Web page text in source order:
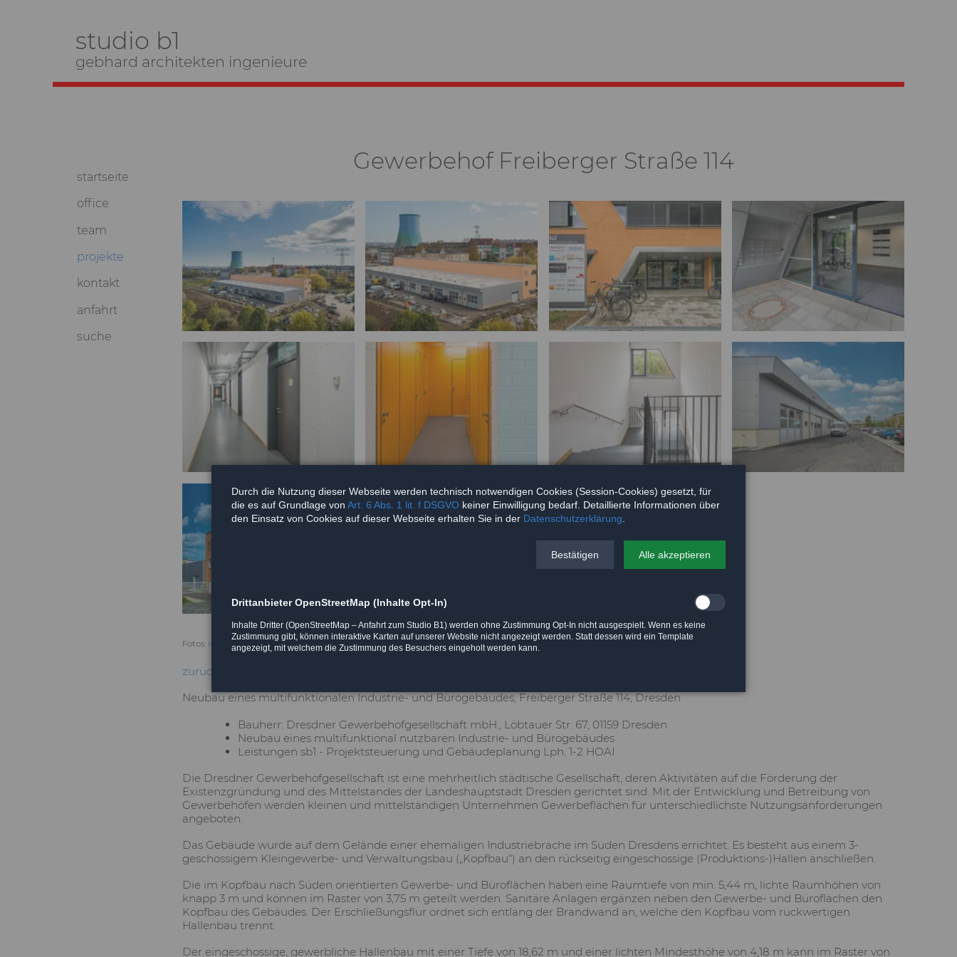
studio b1
gebhard architekten ingenieure
Gewerbehof Freiberger Straße 114
Fotos: immo-foto.info
zurück
Neubau eines multifunktionalen Industrie- und Bürogebäudes, Freiberger Straße 114, Dresden
Bauherr: Dresdner Gewerbehofgesellschaft mbH., Löbtauer Str. 67, 01159 Dresden
Neubau eines multifunktional nutzbaren Industrie- und Bürogebäudes
Leistungen sb1 - Projektsteuerung und Gebäudeplanung Lph. 1-2 HOAI
Die Dresdner Gewerbehofgesellschaft ist eine mehrheitlich städtische Gesellschaft, deren Aktivitäten auf die Förderung der
Existenzgründung und des Mittelstandes der Landeshauptstadt Dresden gerichtet sind. Mit der Entwicklung und Betreibung von
Gewerbehöfen werden kleinen und mittelständigen Unternehmen Gewerbeflächen für unterschiedlichste Nutzungsanforderungen
angeboten.
Das Gebäude wurde auf dem Gelände einer ehemaligen Industriebrache im Süden Dresdens errichtet. Es besteht aus einem 3-
geschossigem Kleingewerbe- und Verwaltungsbau („Kopfbau“) an den rückseitig eingeschossige (Produktions-)Hallen anschließen.
Die im Kopfbau nach Süden orientierten Gewerbe- und Büroflächen haben eine Raumtiefe von min. 5,44 m, lichte Raumhöhen von
knapp 3 m und können im Raster von 3,75 m geteilt werden. Sanitäre Anlagen ergänzen neben den Gewerbe- und Büroflächen den
Kopfbau des Gebäudes. Der Erschließungsflur ordnet sich entlang der Brandwand an, welche den Kopfbau vom rückwertigen
Hallenbau trennt.
Der eingeschossige, gewerbliche Hallenbau mit einer Tiefe von 18,62 m und einer lichten Mindesthöhe von 4,18 m kann im Raster von
überspringen
startseite
office
team
projekte
kontakt
anfahrt
suche
Durch die Nutzung dieser Webseite werden technisch notwendigen Cookies (Session-Cookies) gesetzt, für
die es auf Grundlage von Art. 6 Abs. 1 lit. f DSGVO keiner Einwilligung bedarf. Detaillierte Informationen über
den Einsatz von Cookies auf dieser Webseite erhalten Sie in der Datenschutzerklärung
Bestätigen Alle akzeptieren
Drittanbieter OpenStreetMap (Inhalte Opt-In)
Inhalte Dritter (OpenStreetMap – Anfahrt zum Studio B1) werden ohne Zustimmung Opt-In nicht ausgespielt. Wenn es keine
Zustimmung gibt, können interaktive Karten auf unserer Website nicht angezeigt werden. Statt dessen wird ein Template
angezeigt, mit welchem die Zustimmung des Besuchers eingeholt werden kann.